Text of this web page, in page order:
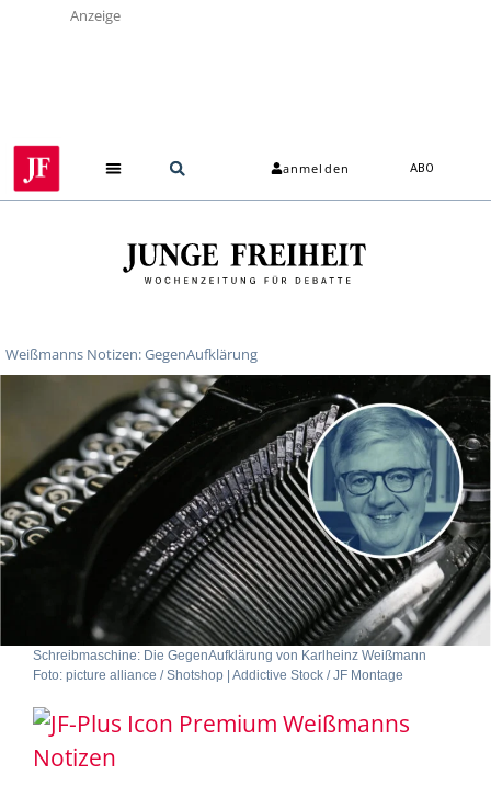
Anzeige
anmelden ABO
Weißmanns Notizen: GegenAufklärung
Schreibmaschine: Die GegenAufklärung von Karlheinz Weißmann
Foto: picture alliance / Shotshop | Addictive Stock / JF Montage
Weißmanns
Notizen